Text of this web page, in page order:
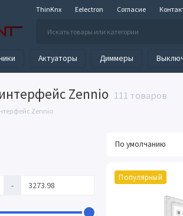
ThinKnx Eelectron Согласие
Актуаторы Диммеры
Zennio 111 товаров
Zennio
-
Популярный